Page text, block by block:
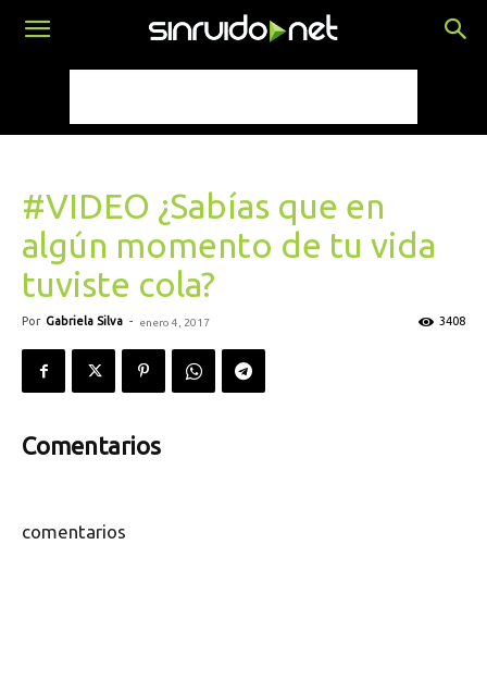
#VIDEO ¿Sabías que en
algún momento de tu vida
tuviste cola?
Por Gabriela Silva - enero 4, 2017 3408
Comentarios
comentarios